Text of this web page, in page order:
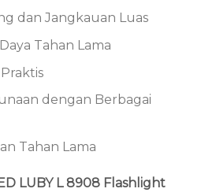
dan Jangkauan Luas
Tahan Lama
dengan Berbagai
Tahan Lama
LUBY L 8908 Flashlight